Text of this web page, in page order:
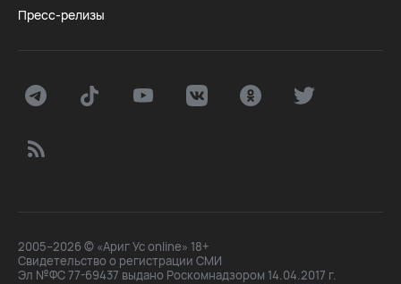
Пресс-релизы
2005–2026 © «Ариг Ус online» 18+
Свидетельство о регистрации СМИ
Эл №ФС 77-69437 выдано Роскомнадзором 14.04.2017 г.